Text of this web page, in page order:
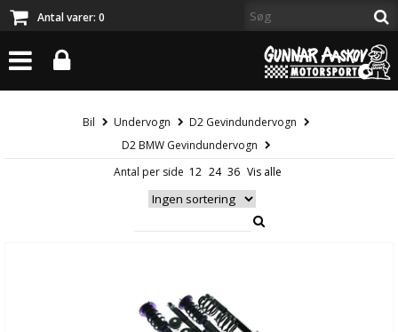
Antal varer: 0
Bil Undervogn
D2 Gevindundervogn
D2 BMW Gevindundervogn
Antal per side